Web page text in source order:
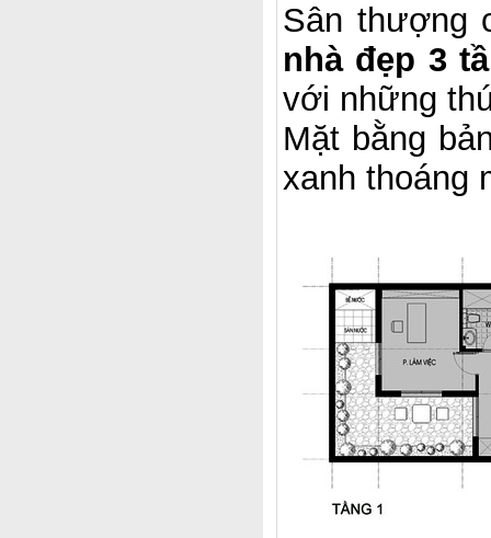
Sân thượng
nhà đẹp 3
với những
Mặt bằng
xanh thoáng